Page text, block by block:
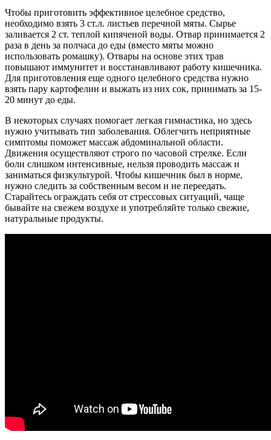
Чтобы приготовить эффективное целебное средство,
необходимо взять 3 ст.л. листьев перечной мяты. Сырье
заливается 2 ст. теплой кипяченой воды. Отвар принимается 2
раза в день за полчаса до еды (вместо мяты можно
использовать ромашку). Отвары на основе этих трав
повышают иммунитет и восстанавливают работу кишечника.
Для приготовления еще одного целебного средства нужно
взять пару картофелин и выжать из них сок, принимать за 15-
20 минут до еды.
В некоторых случаях помогает легкая гимнастика, но здесь
нужно учитывать тип заболевания. Облегчить неприятные
симптомы поможет массаж абдоминальной области.
Движения осуществляют строго по часовой стрелке. Если
боли слишком интенсивные, нельзя проводить массаж и
заниматься физкультурой. Чтобы кишечник был в норме,
нужно следить за собственным весом и не переедать.
Старайтесь ограждать себя от стрессовых ситуаций, чаще
бывайте на свежем воздухе и употребляйте только свежие,
натуральные продукты.